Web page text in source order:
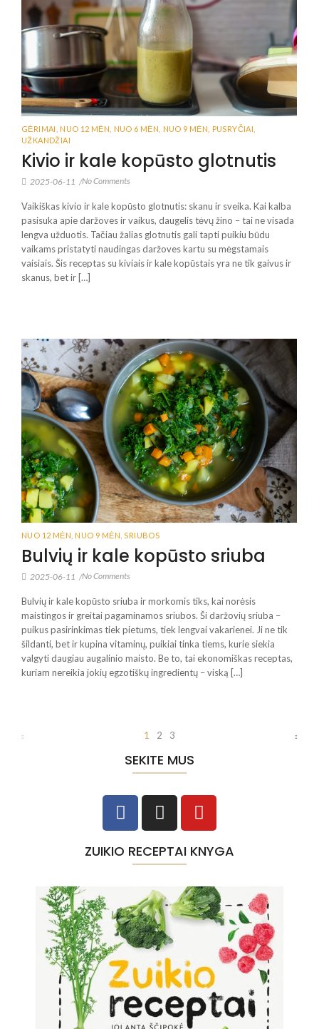
GĖRIMAI NUO 12 MĖN NUO 6 MĖN NUO 9 MĖN PUSRYČIAI
UŽKANDŽIAI
Kivio ir kale kopūsto glotnutis
2025-06-11 /No Comments
Vaikiškas kivio ir kale kopūsto glotnutis: skanu ir sveika. Kai kalba
pasisuka apie daržoves ir vaikus, daugelis tėvų žino – tai ne visada
lengva užduotis. Tačiau žalias glotnutis gali tapti puikiu būdu
vaikams pristatyti naudingas daržoves kartu su mėgstamais
vaisiais. Šis receptas su kiviais ir kale kopūstais yra ne tik gaivus ir
skanus, bet ir […]
NUO 12 MĖN NUO 9 MĖN SRIUBOS
Bulvių ir kale kopūsto sriuba
2025-06-11 /No Comments
Bulvių ir kale kopūsto sriuba ir morkomis tiks, kai norėsis
maistingos ir greitai pagaminamos sriubos. Ši daržovių sriuba –
puikus pasirinkimas tiek pietums, tiek lengvai vakarienei. Ji ne tik
šildanti, bet ir kupina vitaminų, puikiai tinka tiems, kurie siekia
valgyti daugiau augalinio maisto. Be to, tai ekonomiškas receptas,
kuriam nereikia jokių egzotiškų ingredientų – viską […]
1 2 3
SEKITE MUS
ZUIKIO RECEPTAI KNYGA